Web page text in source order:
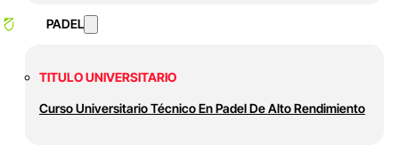
PADEL
TITULO UNIVERSITARIO
Curso Universitario Técnico En Padel De Alto Rendimiento